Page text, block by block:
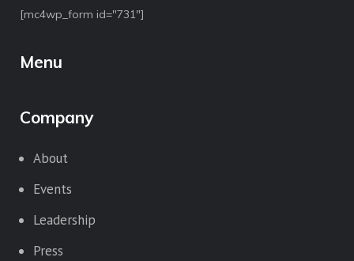
[mc4wp_form id="731"]
Menu
Company
About
Events
Leadership
Press